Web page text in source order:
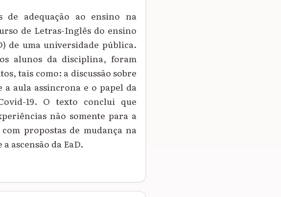
de adequação ao ensino na
de Letras-Inglês do ensino
de uma universidade pública.
alunos da disciplina, foram
tais como: a discussão sobre
aula assíncrona e o papel da
19. O texto conclui que
não somente para a
propostas de mudança na
ascensão da EaD.